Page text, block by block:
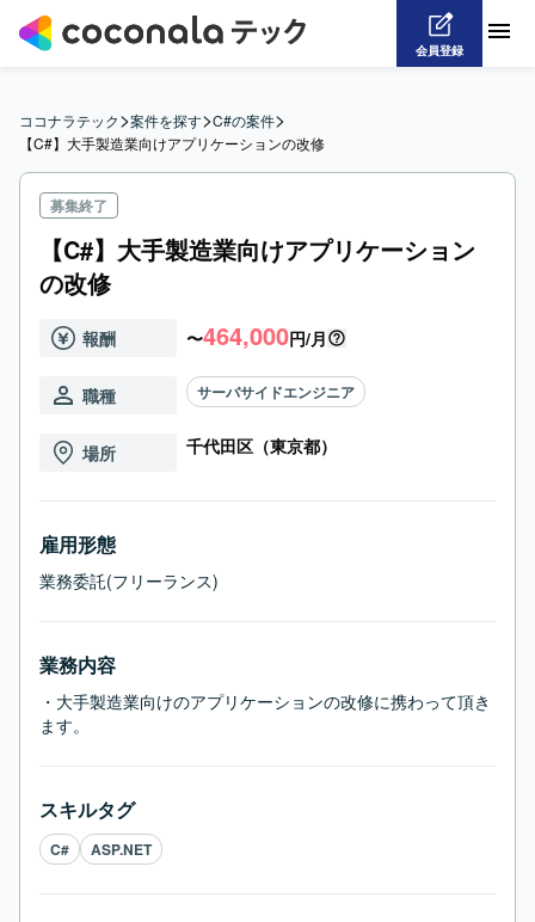
会員登録
ココナラテック>案件を探す>C#の案件>
【C#】大手製造業向けアプリケーションの改修
募集終了
【C#】大手製造業向けアプリケーション
の改修
報酬 〜464,000円/月
職種 サーバサイドエンジニア
場所 千代田区（東京都）
雇用形態
業務委託(フリーランス)
業務内容
・大手製造業向けのアプリケーションの改修に携わって頂き
ます。
スキルタグ
C# ASP.NET